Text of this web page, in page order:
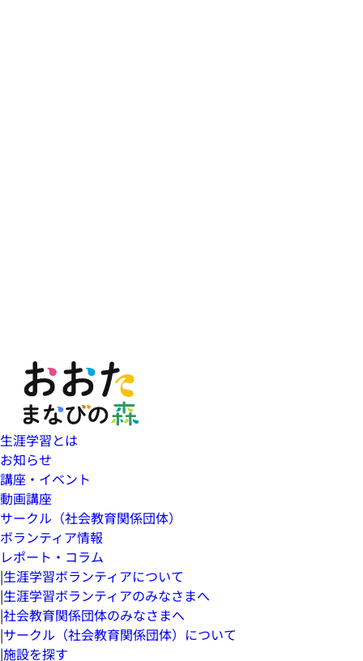
生涯学習とは
お知らせ
講座・イベント
動画講座
サークル（社会教育関係団体）
ボランティア情報
レポート・コラム
|生涯学習ボランティアについて
|生涯学習ボランティアのみなさまへ
|社会教育関係団体のみなさまへ
|サークル（社会教育関係団体）について
|施設を探す